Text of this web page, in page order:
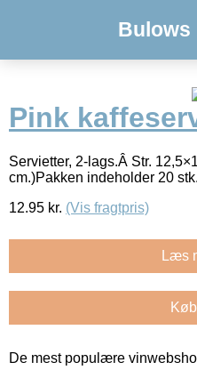
Bulows
Pink
Servietter, 2-lags.Â Str.
cm.)Pakken indeholder 20 stk.
12.95 kr. (Vis fragtpris)
Læs
De mest populære